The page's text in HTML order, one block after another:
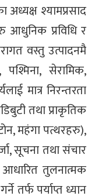
श्यामप्रसाद
आधुनिक प्रविधि र
वस्तु उत्पादनमै
सेरामिक,
मात्र निरन्तरता
तथा प्राकृतिक
महंगा पत्थरहरु),
सूचना तथा संचार
आधारित तुलनात्मक
तर्फ पर्याप्त ध्यान